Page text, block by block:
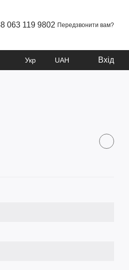
063 119 9802 Передзвонити вам?
Укр UAH Вхід